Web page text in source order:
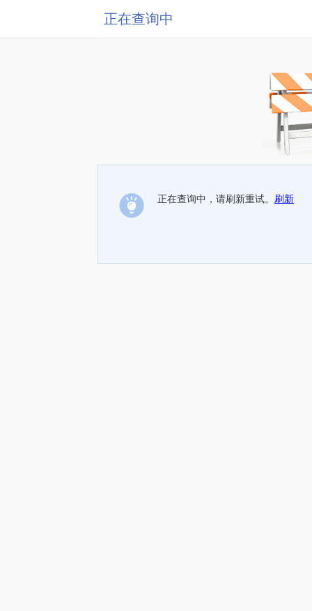
正在查询中
正在查询中，请刷新重试。 刷新